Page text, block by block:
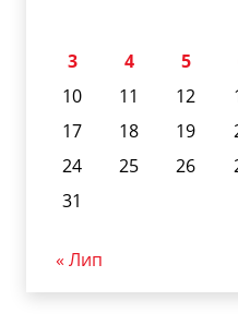
3
4 5
10
11 12
17
18 19
24
25 26
31
« Лип